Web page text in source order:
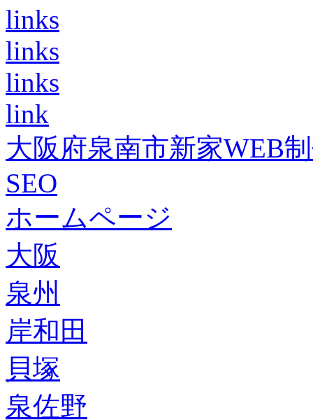
links
links
links
link
大阪府泉南市新家WEB
SEO
ホームページ
大阪
泉州
岸和田
貝塚
泉佐野